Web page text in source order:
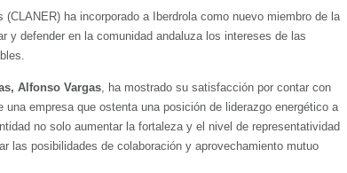
ha incorporado a Iberdrola como nuevo miembro de la
y defender en la comunidad andaluza los intereses de las
Alfonso Vargas, ha mostrado su satisfacción por contar con
una empresa que ostenta una posición de liderazgo energético a
no solo aumentar la fortaleza y el nivel de representatividad
las posibilidades de colaboración y aprovechamiento mutuo